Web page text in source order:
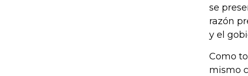
se
razón
y el
Como
mismo